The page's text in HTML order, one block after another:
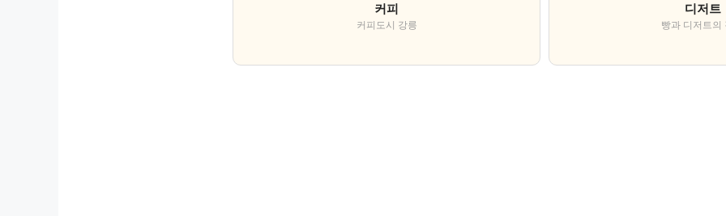
커피
커피도시 강릉
디저트
빵과 디저트의